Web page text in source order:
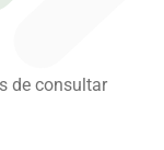
de consultar